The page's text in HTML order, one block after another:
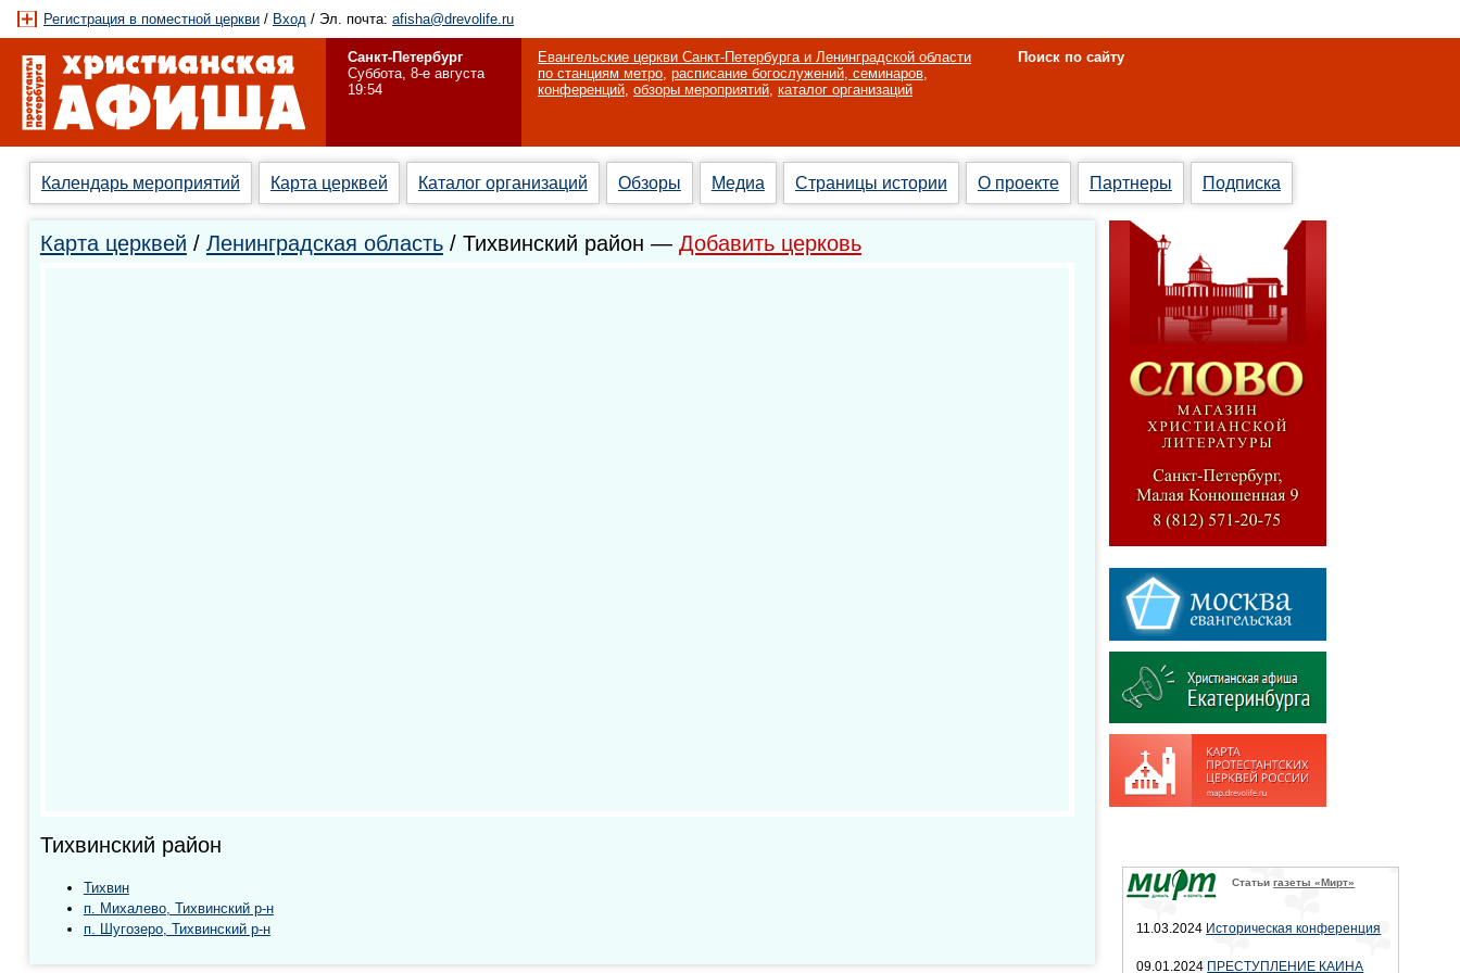
Регистрация в поместной церкви / Вход / Эл. почта: afisha@drevolife.ru
Санкт-Петербург
Суббота, 8-е августа
19:54
Евангельские церкви Санкт-Петербурга и Ленинградской области
по станциям метро, расписание богослужений, семинаров,
конференций, обзоры мероприятий, каталог организаций
Поиск по сайту
Календарь мероприятий Карта церквей Каталог организаций Обзоры Медиа Страницы истории О проекте Партнеры Подписка
Карта церквей / Ленинградская область/ Тихвинский район — Добавить церковь
Тихвинский район
Тихвин
п. Михалево, Тихвинский р-н
п. Шугозеро, Тихвинский р-н
Статьигазеты «Мирт»
11.03.2024 Историческая конференция
09.01.2024 ПРЕСТУПЛЕНИЕ КАИНА